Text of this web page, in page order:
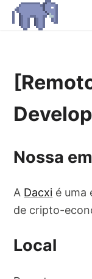
Nossa
A Dacxi é uma
de cripto-
Local